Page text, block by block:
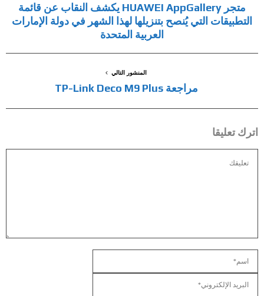
متجر HUAWEI AppGallery يكشف النقاب عن قائمة
التطبيقات التي يُنصح بتنزيلها لهذا الشهر في دولة الإمارات
العربية المتحدة
المنشور التالي
مراجعة TP-Link Deco M9 Plus
اترك تعليقا